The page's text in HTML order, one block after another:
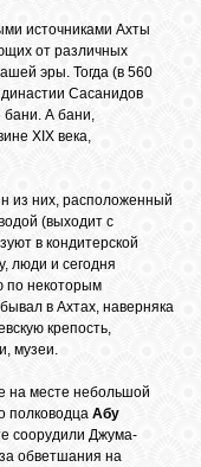
источниками Ахты
от различных
эры. Тогда (в 560
Сасанидов
А бани,
XIX века,
из них, расположенный
(выходит с
в кондитерской
люди и сегодня
по некоторым
в Ахтах, наверняка
крепость,
музеи.
на месте небольшой
полководца Абу
соорудили Джума-
обветшания на